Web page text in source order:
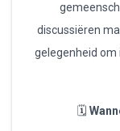
discussiëren
gelegenheid om
🗓